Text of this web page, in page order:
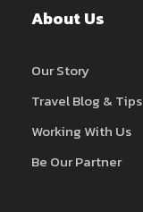
About Us
Our Story
Travel Blog & Tips
Working With Us
Be Our Partner